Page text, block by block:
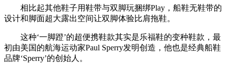
相比起其他鞋子用鞋带与双脚玩捆绑Play，船鞋无鞋带的
设计和脚面超大露出空间让双脚体验比肩拖鞋。
这种‘一脚蹬’的超便携鞋款其实是乐福鞋的变种鞋款，最
初由美国的航海运动家Paul Sperry发明创造，他也是经典船鞋
品牌‘Sperry’的创始人。